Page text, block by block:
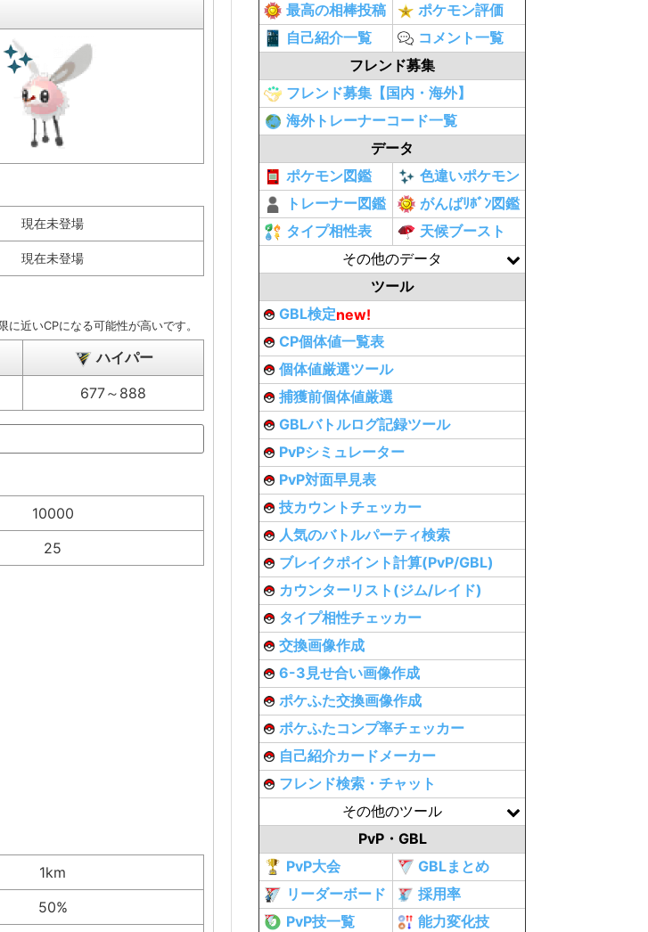
現在未登場
現在未登場
近いCPになる可能性が高いです。
ハイパー
677～888
10000
25
1km
50%
最高の相棒投稿
ポケモン評価
自己紹介一覧
コメント一覧
フレンド募集
フレンド募集【国内・海外】
海外トレーナーコード一覧
データ
ポケモン図鑑
色違いポケモン
トレーナー図鑑
がんばﾘﾎﾞﾝ図鑑
タイプ相性表
天候ブースト
その他のデータ
ツール
GBL検定new!
CP個体値一覧表
個体値厳選ツール
捕獲前個体値厳選
GBLバトルログ記録ツール
PvPシミュレーター
PvP対面早見表
技カウントチェッカー
人気のバトルパーティ検索
ブレイクポイント計算(PvP/GBL)
カウンターリスト(ジム/レイド)
タイプ相性チェッカー
交換画像作成
6-3見せ合い画像作成
ポケふた交換画像作成
ポケふたコンプ率チェッカー
自己紹介カードメーカー
フレンド検索・チャット
その他のツール
PvP・GBL
PvP大会
GBLまとめ
リーダーボード
採用率
PvP技一覧
能力変化技